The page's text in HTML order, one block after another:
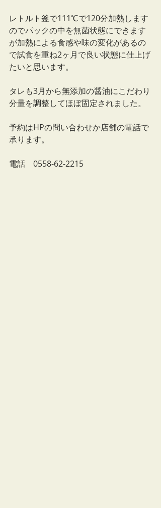
レトルト釜で111℃で120分加熱します
のでパックの中を無菌状態にできます
が加熱による食感や味の変化があるの
で試食を重ね2ヶ月で良い状態に仕上げ
たいと思います。
タレも3月から無添加の醤油にこだわり
分量を調整してほぼ固定されました。
予約はHPの問い合わせか店舗の電話で
承ります。
電話　0558-62-2215